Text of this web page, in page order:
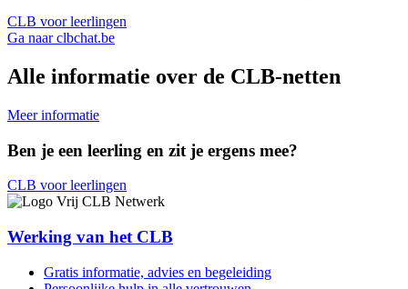
CLB voor leerlingen
Ga naar clbchat.be
Alle informatie over de CLB-netten
Meer informatie
Ben je een leerling en zit je ergens mee?
CLB voor leerlingen
Werking van het CLB
Gratis informatie, advies en begeleiding